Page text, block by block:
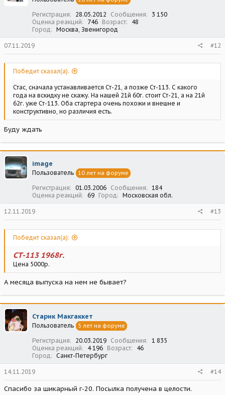
Регистрация 28.05.2012 Сообщения
3 150
Оценка реакций
746 Возраст
48
Город
Москва, Звенигород
07.11.2019 #12
Победит сказал(а):
Стас, сначала устанавливается Ст-21, а позже Ст-113. С какого
года на вскидку не скажу. На нашей 21й 60г. стоит Ст-21, а на 21й
62г. уже Ст-113. Оба стартера очень похожи и внешне и
конструктивно, но различия есть.
Буду ждать
image
Пользователь 10 лет на форуме
Регистрация 01.03.2006 Сообщения
184
Оценка реакций
69 Город Московская обл.
12.11.2019 #13
Победит сказал(а):
СТ-113 1968г.
Цена 5000р.
А месяца выпуска на нем не бывает?
Старик Макгаккет
Пользователь 5 лет на форуме
Регистрация 20.03.2019 Сообщения
1 835
Оценка реакций
4 196 Возраст
46
Город
Санкт-Петербург
14.11.2019 #14
Спасибо за шикарный г-20. Посылка получена в целости.